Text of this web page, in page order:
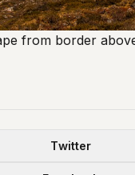
from border
Twitter